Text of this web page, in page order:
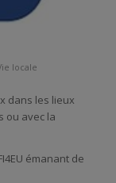
locale
dans les lieux
ou avec la
émanant de